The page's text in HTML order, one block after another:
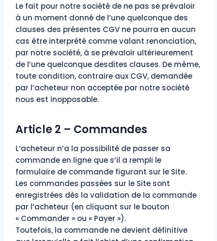
Le fait pour notre société de ne pas se prévaloir
à un moment donné de l’une quelconque des
clauses des présentes CGV ne pourra en aucun
cas être interprété comme valant renonciation,
par notre société, à se prévaloir ultérieurement
de l’une quelconque desdites clauses. De même,
toute condition, contraire aux CGV, demandée
par l’acheteur non acceptée par notre société
nous est inopposable.
Article 2 – Commandes
L’acheteur n’a la possibilité de passer sa
commande en ligne que s’il a rempli le
formulaire de commande figurant sur le Site.
Les commandes passées sur le Site sont
enregistrées dès la validation de la commande
par l’acheteur (en cliquant sur le bouton
« Commander » ou « Payer »).
Toutefois, la commande ne devient définitive